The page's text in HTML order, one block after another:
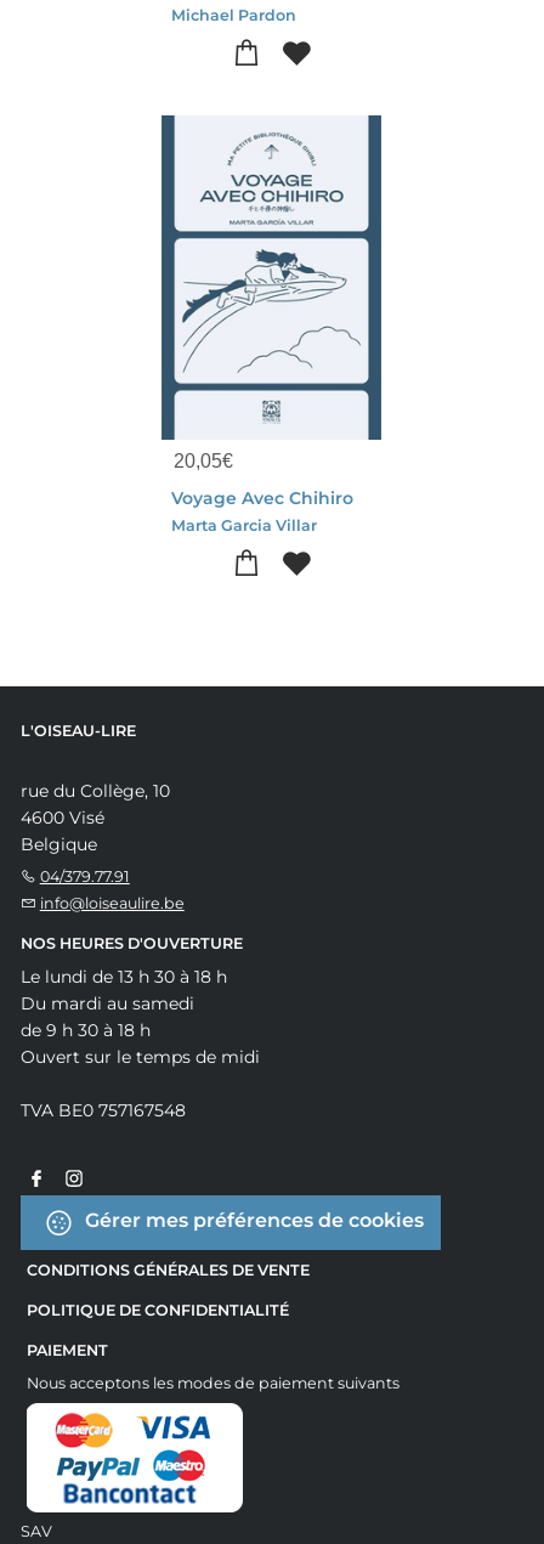
Michael Pardon
20,05€
Voyage Avec Chihiro
Marta Garcia Villar
L'OISEAU-LIRE
rue du Collège, 10
4600 Visé
Belgique
04/379.77.91
info@loiseaulire.be
NOS HEURES D'OUVERTURE
Le lundi de 13 h 30 à 18 h
Du mardi au samedi
de 9 h 30 à 18 h
Ouvert sur le temps de midi
TVA BE0 757167548
Gérer mes préférences de cookies
CONDITIONS GÉNÉRALES DE VENTE
POLITIQUE DE CONFIDENTIALITÉ
PAIEMENT
Nous acceptons les modes de paiement suivants
SAV